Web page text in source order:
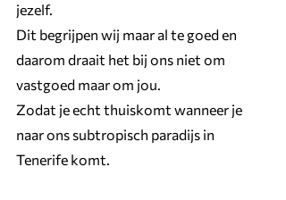
jezelf.
Dit begrijpen wij maar al te goed en
daarom draait het bij ons niet om
vastgoed maar om jou.
Zodat je echt thuiskomt wanneer je
naar ons subtropisch paradijs in
Tenerife komt.